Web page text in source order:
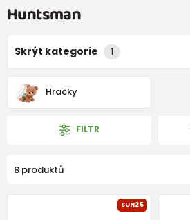
Huntsman
Skrýt kategorie 1
Hračky
FILTR
8 produktů
SUN25